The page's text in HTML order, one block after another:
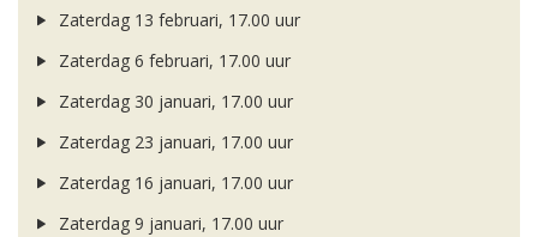
Zaterdag 13 februari, 17.00 uur
Zaterdag 6 februari, 17.00 uur
Zaterdag 30 januari, 17.00 uur
Zaterdag 23 januari, 17.00 uur
Zaterdag 16 januari, 17.00 uur
Zaterdag 9 januari, 17.00 uur